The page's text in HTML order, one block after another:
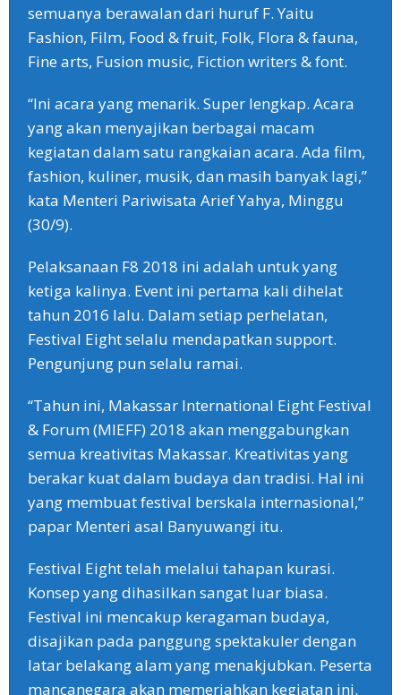
semuanya berawalan dari huruf F. Yaitu
Fashion, Film, Food & fruit, Folk, Flora & fauna,
Fine arts, Fusion music, Fiction writers & font.
“Ini acara yang menarik. Super lengkap. Acara
yang akan menyajikan berbagai macam
kegiatan dalam satu rangkaian acara. Ada film,
fashion, kuliner, musik, dan masih banyak lagi,”
kata Menteri Pariwisata Arief Yahya, Minggu
(30/9).
Pelaksanaan F8 2018 ini adalah untuk yang
ketiga kalinya. Event ini pertama kali dihelat
tahun 2016 lalu. Dalam setiap perhelatan,
Festival Eight selalu mendapatkan support.
Pengunjung pun selalu ramai.
“Tahun ini, Makassar International Eight Festival
& Forum (MIEFF) 2018 akan menggabungkan
semua kreativitas Makassar. Kreativitas yang
berakar kuat dalam budaya dan tradisi. Hal ini
yang membuat festival berskala internasional,”
papar Menteri asal Banyuwangi itu.
Festival Eight telah melalui tahapan kurasi.
Konsep yang dihasilkan sangat luar biasa.
Festival ini mencakup keragaman budaya,
disajikan pada panggung spektakuler dengan
latar belakang alam yang menakjubkan. Peserta
mancanegara akan memeriahkan kegiatan ini.